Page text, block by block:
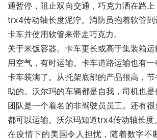
通暂停，阻止双向交通，巧克力洒在路
trx4传动轴长度泥泞。消防员抱着软管
卡车并使用软管来带走巧克力。
关于米饭容器。卡车更长或高于集装箱
用空气，有时运输。卡车道路运输也有
卡车装满了。从托架底部的产品很高，
助的。沃尔玛的车辆都是自我，司机也
团队是一个着名的非驾驶员员工。还有
都可以运输。沃尔玛知道trx4传动轴长度。
在疫情下的美国令人担忧，随着数字不